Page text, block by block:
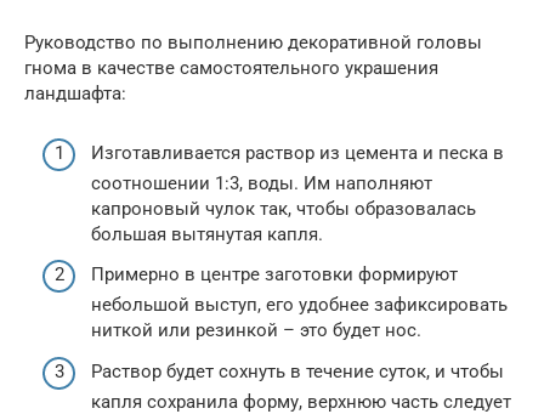
Руководство по выполнению декоративной головы
гнома в качестве самостоятельного украшения
ландшафта:
Изготавливается раствор из цемента и песка в
соотношении 1:3, воды. Им наполняют
капроновый чулок так, чтобы образовалась
большая вытянутая капля.
Примерно в центре заготовки формируют
небольшой выступ, его удобнее зафиксировать
ниткой или резинкой – это будет нос.
Раствор будет сохнуть в течение суток, и чтобы
капля сохранила форму, верхнюю часть следует